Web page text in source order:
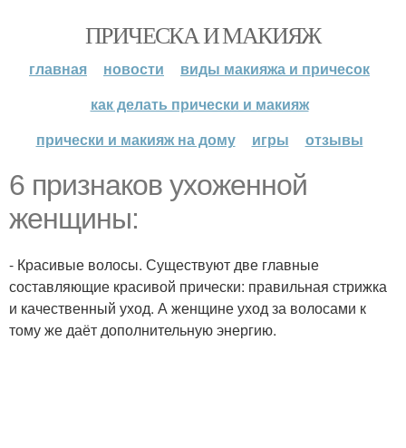
ПРИЧЕСКА И МАКИЯЖ
главная новости
виды макияжа и причесок
как делать прически и макияж
прически и макияж на дому
игры отзывы
6 признаков ухоженной
женщины:
- Красивые волосы. Существуют две главные
составляющие красивой прически: правильная стрижка
и качественный уход. А женщине уход за волосами к
тому же даёт дополнительную энергию.